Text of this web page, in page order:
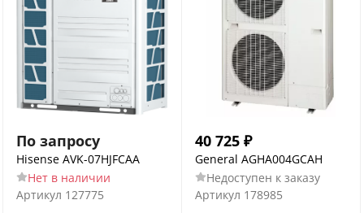
По запросу
Hisense AVK-07HJFCAA
Нет в наличии
Артикул 127775
40 725 ₽
General AGHA004GCAH
Недоступен к заказу
Артикул 178985